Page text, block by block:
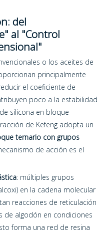
del
al "Control
o los aceites de
principalmente
el coeficiente de
poco a la estabilidad
silicona en bloque
de Kefeng adopta un
ternario con grupos
de acción es el
: múltiples grupos
en la cadena molecular
reacciones de reticulación
de algodón en condiciones
forma una red de resina